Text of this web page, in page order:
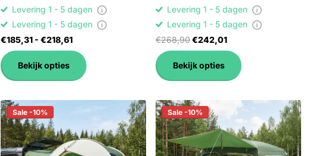
Levering 1 - 5 dagen
Levering 1 - 5 dagen
€185,31 - €218,61
Bekijk opties
Levering 1 - 5 dagen
Levering 1 - 5 dagen
€268,90€242,01
Bekijk opties
Sale -10% Sale -10%